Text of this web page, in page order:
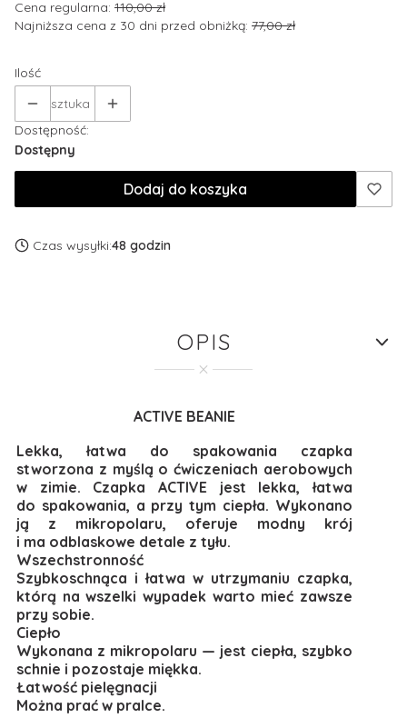
Cena regularna: 110,00 zł
Najniższa cena z 30 dni przed obniżką: 77,00 zł
Ilość
sztuka
Dostępność:
Dostępny
Dodaj do koszyka
Czas wysyłki:48 godzin
OPIS
ACTIVE BEANIE
Lekka, łatwa do spakowania czapka
stworzona z myślą o ćwiczeniach aerobowych
w zimie. Czapka ACTIVE jest lekka, łatwa
do spakowania, a przy tym ciepła. Wykonano
ją z mikropolaru, oferuje modny krój
i ma odblaskowe detale z tyłu.
Wszechstronność
Szybkoschnąca i łatwa w utrzymaniu czapka,
którą na wszelki wypadek warto mieć zawsze
przy sobie.
Ciepło
Wykonana z mikropolaru — jest ciepła, szybko
schnie i pozostaje miękka.
Łatwość pielęgnacji
Można prać w pralce.